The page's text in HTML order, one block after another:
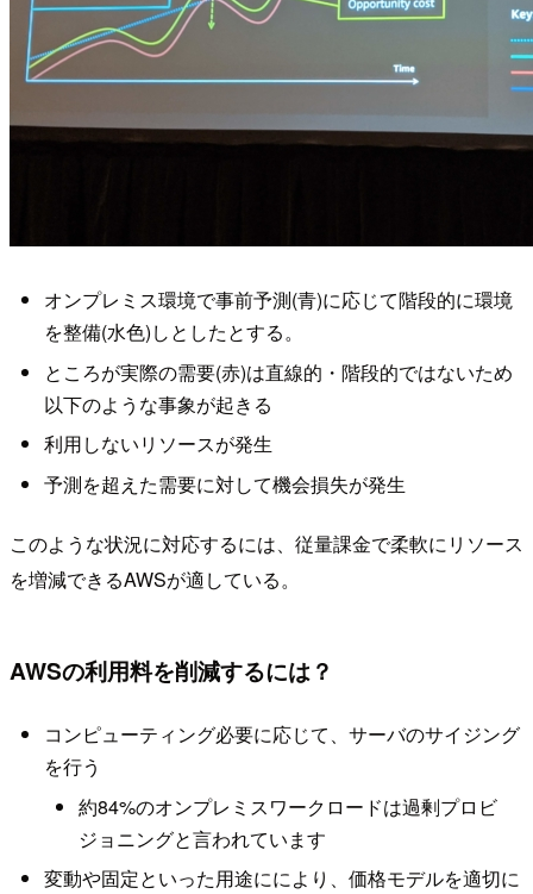
オンプレミス環境で事前予測(青)に応じて階段的に環境
を整備(水色)しとしたとする。
ところが実際の需要(赤)は直線的・階段的ではないため
以下のような事象が起きる
利用しないリソースが発生
予測を超えた需要に対して機会損失が発生
このような状況に対応するには、従量課金で柔軟にリソース
を増減できるAWSが適している。
AWSの利用料を削減するには？
コンピューティング必要に応じて、サーバのサイジング
を行う
約84%のオンプレミスワークロードは過剰プロビ
ジョニングと言われています
変動や固定といった用途ににより、価格モデルを適切に